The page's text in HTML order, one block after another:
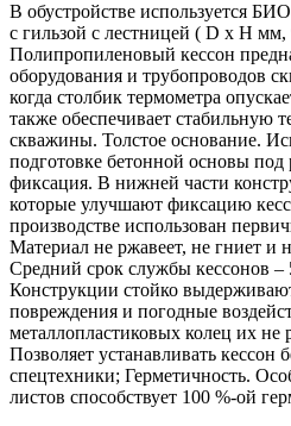
В обустройстве используется
с гильзой с лестницей ( D x H мм,
Полипропиленовый кессон
оборудования и трубопроводов
когда столбик термометра
также обеспечивает стабильную
скважины. Толстое основание.
подготовке бетонной основы под
фиксация. В нижней части
которые улучшают фиксацию
производстве использован
Материал не ржавеет, не гниет и
Средний срок службы кессонов –
Конструкции стойко
повреждения и погодные
металлопластиковых колец их не
Позволяет устанавливать кессон
спецтехники; Герметичность.
листов способствует 100 %-ой